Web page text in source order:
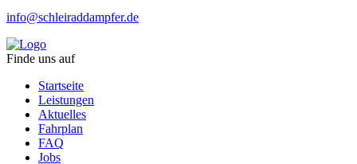
info@schleiraddampfer.de
Finde uns auf
Startseite
Leistungen
Aktuelles
Fahrplan
FAQ
Jobs